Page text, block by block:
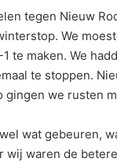
tegen Nieuw
We
te maken. We
te stoppen.
gingen we rusten
wat gebeuren,
waren de